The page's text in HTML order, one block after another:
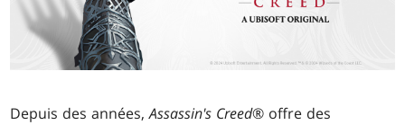
Depuis des années,Assassin's Creed® offre des